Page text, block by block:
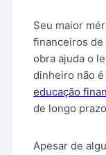
Seu maior
financeiros de
obra ajuda o
dinheiro não
educação
de longo
Apesar de